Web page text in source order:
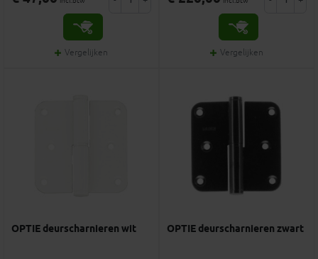
Vergelijken Vergelijken
OPTIE deurscharnieren wit OPTIE deurscharnieren zwart